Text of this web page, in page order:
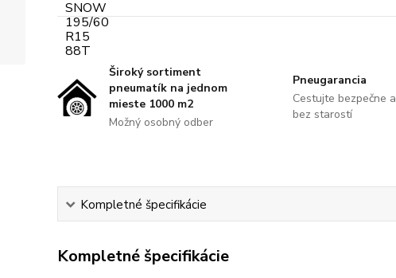
Široký sortiment
pneumatík na jednom
mieste 1000 m2
Možný osobný odber
Pneugarancia
Cestujte bezpečne a
bez starostí
Kompletné špecifikácie
Kompletné špecifikácie